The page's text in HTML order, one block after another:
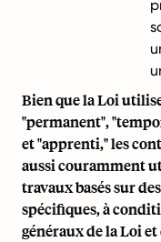
Bien que la Loi
"permanent",
et "apprenti," les
aussi couramment
travaux basés sur
spécifiques, à
généraux de la Loi